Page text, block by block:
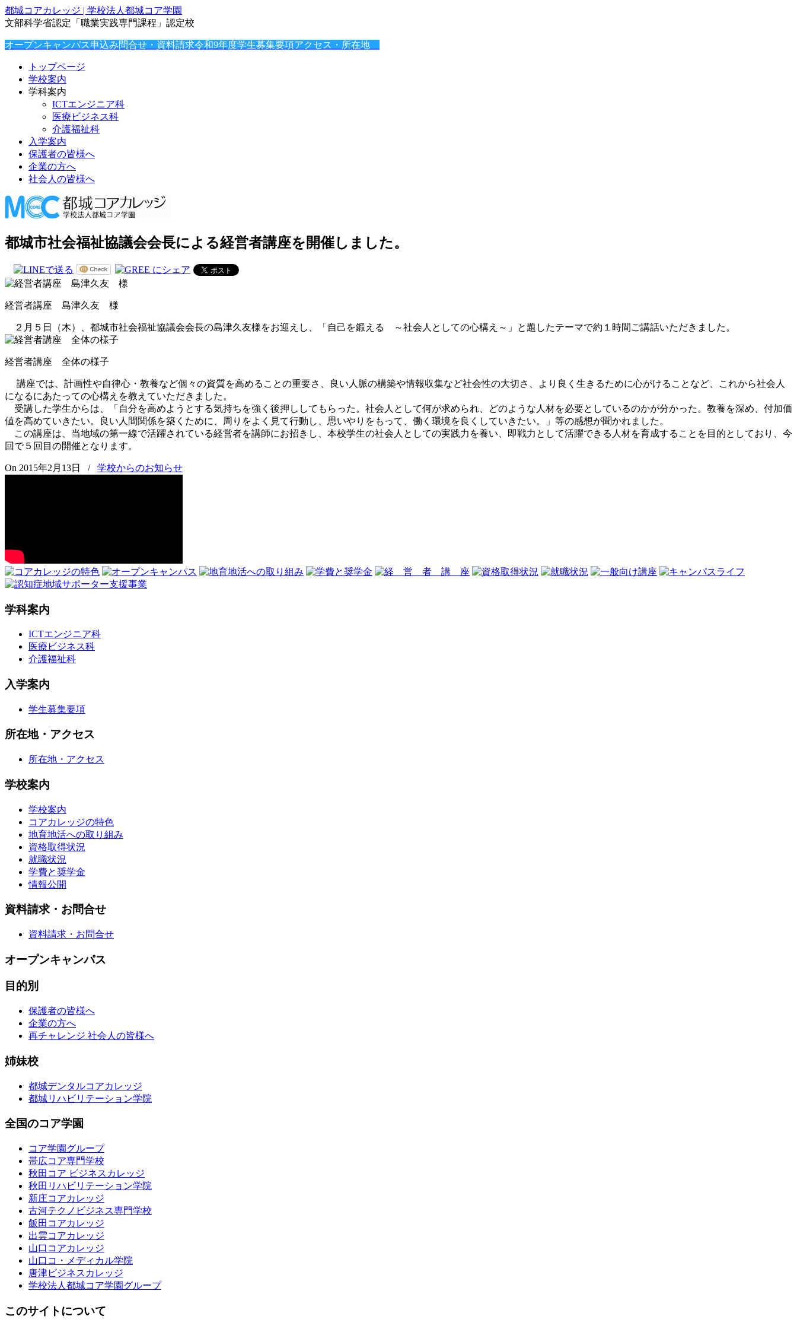
都城コアカレッジ | 学校法人都城コア学園
文部科学省認定「職業実践専門課程」認定校
オープンキャンパス申込み問合せ・資料請求令和9年度学生募集要項アクセス・所在地
トップページ
学校案内
学科案内
ICTエンジニア科
医療ビジネス科
介護福祉科
入学案内
保護者の皆様へ
企業の方へ
社会人の皆様へ
都城市社会福祉協議会会長による経営者講座を開催しました。
経営者講座 島津久友 様
２月５日（木）、都城市社会福祉協議会会長の島津久友様をお迎えし、「自己を鍛える ～社会人としての心構え～」と題したテーマで約１時間ご講話いただきました。
経営者講座 全体の様子
講座では、計画性や自律心・教養など個々の資質を高めることの重要さ、良い人脈の構築や情報収集など社会性の大切さ、より良く生きるために心がけることなど、これから社会人
になるにあたっての心構えを教えていただきました。
受講した学生からは、「自分を高めようとする気持ちを強く後押ししてもらった。社会人として何が求められ、どのような人材を必要としているのかが分かった。教養を深め、付加価
値を高めていきたい。良い人間関係を築くために、周りをよく見て行動し、思いやりをもって、働く環境を良くしていきたい。」等の感想が聞かれました。
この講座は、当地域の第一線で活躍されている経営者を講師にお招きし、本校学生の社会人としての実践力を養い、即戦力として活躍できる人材を育成することを目的としており、今
回で５回目の開催となります。
On 2015年2月13日 / 学校からのお知らせ
学科案内
ICTエンジニア科
医療ビジネス科
介護福祉科
入学案内
学生募集要項
所在地・アクセス
所在地・アクセス
学校案内
学校案内
コアカレッジの特色
地育地活への取り組み
資格取得状況
就職状況
学費と奨学金
情報公開
資料請求・お問合せ
資料請求・お問合せ
オープンキャンパス
目的別
保護者の皆様へ
企業の方へ
再チャレンジ 社会人の皆様へ
姉妹校
都城デンタルコアカレッジ
都城リハビリテーション学院
全国のコア学園
コア学園グループ
帯広コア専門学校
秋田コア ビジネスカレッジ
秋田リハビリテーション学院
新庄コアカレッジ
古河テクノビジネス専門学校
飯田コアカレッジ
出雲コアカレッジ
山口コアカレッジ
山口コ・メディカル学院
唐津ビジネスカレッジ
学校法人都城コア学園グループ
このサイトについて